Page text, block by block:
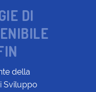
DI
della
Sviluppo